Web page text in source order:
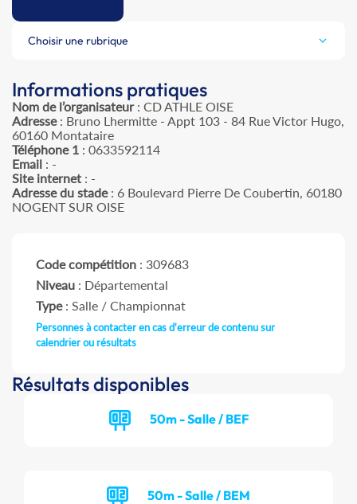
Choisir une rubrique
Informations pratiques
Nom de l’organisateur: CD ATHLE OISE
Adresse: Bruno Lhermitte - Appt 103 - 84 Rue Victor Hugo,
60160 Montataire
Téléphone 1 : 0633592114
Email : -
Site internet : -
Adresse du stade: 6 Boulevard Pierre De Coubertin, 60180
NOGENT SUR OISE
Code compétition : 309683
Niveau : Départemental
Type: Salle / Championnat
Personnes à contacter en cas d'erreur de contenu sur
calendrier ou résultats
Résultats disponibles
50m - Salle / BEF
50m - Salle / BEM